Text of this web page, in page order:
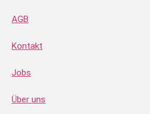
AGB
Kontakt
Jobs
Über uns